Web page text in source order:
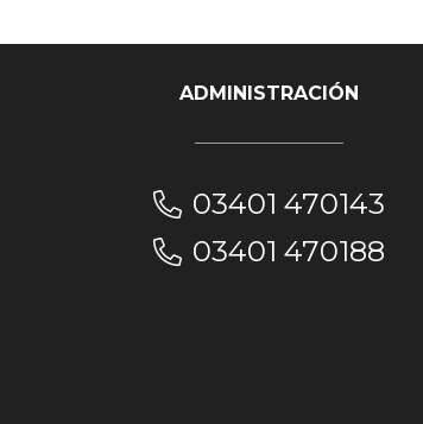
ADMINISTRACIÓN
03401 470143
03401 470188